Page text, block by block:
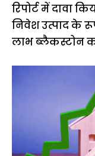
रिपोर्ट में दावा
निवेश उत्पाद के
लाभ ब्लैकस्टोन